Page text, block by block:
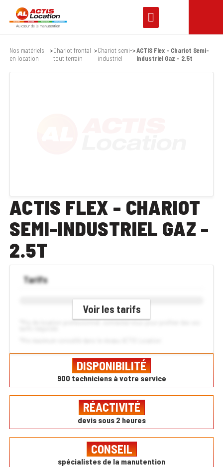
Nos matériels
en location
Chariot frontal
tout terrain
Chariot semi-
industriel
ACTIS Flex - Chariot Semi-
Industriel Gaz - 2.5t
ACTIS FLEX - CHARIOT
SEMI-INDUSTRIEL GAZ -
2.5T
DISPONIBILITÉ
900 techniciens à votre service
RÉACTIVITÉ
devis sous 2 heures
CONSEIL
spécialistes de la manutention
Voir les tarifs
Tarifs
*Prix de location professionnel, connectez-vous pour profiter des vos